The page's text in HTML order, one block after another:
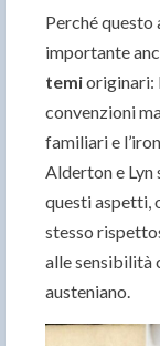
Perché
importante
temioriginari:
convenzioni
familiari e
Alderton e
questi aspetti,
stesso
alle sensibilità
austeniano.